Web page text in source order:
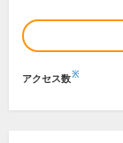
アクセス数※